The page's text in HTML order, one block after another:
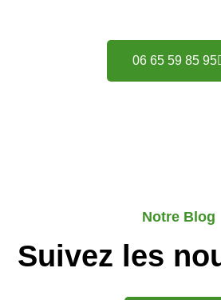
06 65 59 85 95
Notre Blog
Suivez les